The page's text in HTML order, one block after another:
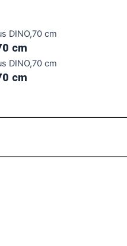
DINO,70 cm
cm
DINO,70 cm
cm